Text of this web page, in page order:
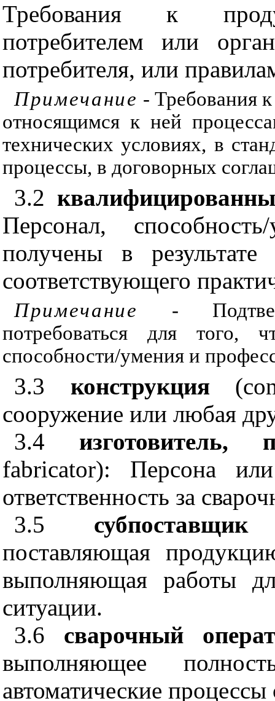
Требования к
потребителем или
потребителя, или
Примечание - Требования
относящимся к ней
технических условиях, в
процессы, в договорных
3.2
Персонал,
получены в
соответствующего
Примечание -
потребоваться для того,
способности/умения и
3.3 конструкция (
сооружение или любая
3.4 изготовитель,
fabricator): Персона или
ответственность за
3.5 субпоставщик
поставляющая
выполняющая работы
ситуации.
3.6 сварочный
выполняющее
автоматические